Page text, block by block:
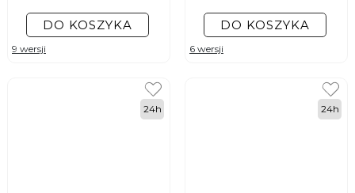
DO KOSZYKA
9 wersji
DO KOSZYKA
6 wersji
24h 24h